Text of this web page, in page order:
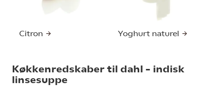
Citron Yoghurt naturel
Køkkenredskaber til dahl – indisk
linsesuppe